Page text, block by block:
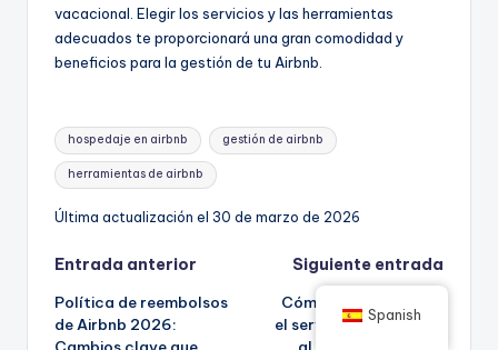
vacacional. Elegir los servicios y las herramientas
adecuados te proporcionará una gran comodidad y
beneficios para la gestión de tu Airbnb.
Etiquetas:
hospedaje en airbnb gestión de airbnb
herramientas de airbnb
Última actualización el 30 de marzo de 2026
Navegación
de
Entrada anterior
Política de reembolsos
de Airbnb 2026:
Siguiente entrada
Cómo contactar con
el servicio de atención
Spanish